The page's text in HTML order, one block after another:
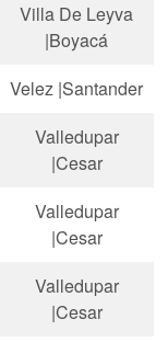
Villa De Leyva
|Boyacá
Velez |Santander
Valledupar
|Cesar
Valledupar
|Cesar
Valledupar
|Cesar